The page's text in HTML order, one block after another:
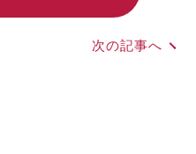
次の記事へ